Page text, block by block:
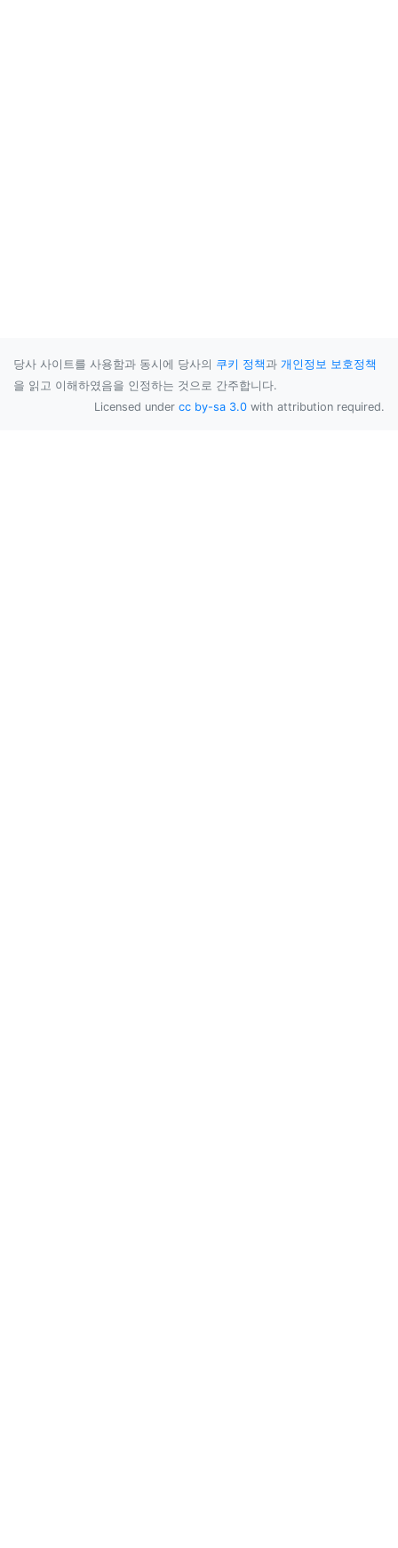
당사 사이트를 사용함과 동시에 당사의 쿠키 정책과 개인정보 보호정책
을 읽고 이해하였음을 인정하는 것으로 간주합니다.
Licensed under cc by-sa 3.0 with attribution required.